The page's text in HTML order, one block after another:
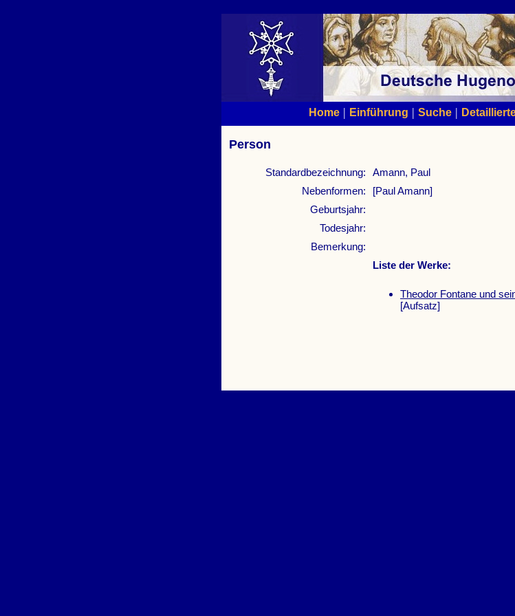
Home | Einführung | Suche |
Person
Standardbezeichnung:
Amann, Paul
Nebenformen:
[Paul Amann]
Geburtsjahr:
Todesjahr:
Bemerkung:
Liste der Werke:
Theodor Fontane und
[Aufsatz]